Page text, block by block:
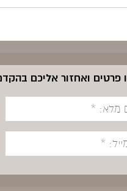
פרטים ואחזור אליכם